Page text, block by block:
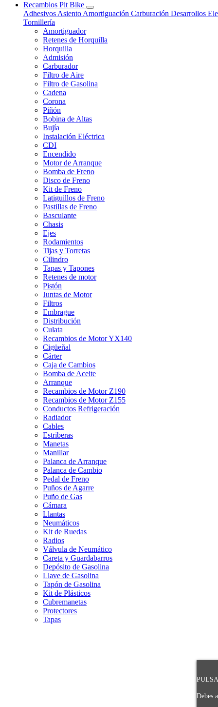
Recambios Pit Bike
Adhesivos Asiento Amortiguación Carburación Desarrollos
Tornillería
Amortiguador
Retenes de Horquilla
Horquilla
Admisión
Carburador
Filtro de Aire
Filtro de Gasolina
Cadena
Corona
Piñón
Bobina de Altas
Bujía
Instalación Eléctrica
CDI
Encendido
Motor de Arranque
Bomba de Freno
Disco de Freno
Kit de Freno
Latiguillos de Freno
Pastillas de Freno
Basculante
Chasis
Ejes
Rodamientos
Tijas y Torretas
Cilindro
Tapas y Tapones
Retenes de motor
Pistón
Juntas de Motor
Filtros
Embrague
Distribución
Culata
Recambios de Motor YX140
Cigüeñal
Cárter
Caja de Cambios
Bomba de Aceite
Arranque
Recambios de Motor Z190
Recambios de Motor Z155
Conductos Refrigeración
Radiador
Cables
Estriberas
Manetas
Manillar
Palanca de Arranque
Palanca de Cambio
Pedal de Freno
Puños de Agarre
Puño de Gas
Cámara
Llantas
Neumáticos
Kit de Ruedas
Radios
Válvula de Neumático
Careta y Guardabarros
Depósito de Gasolina
Llave de Gasolina
Tapón de Gasolina
Kit de Plásticos
Cubremanetas
Protectores
Tapas
Debes